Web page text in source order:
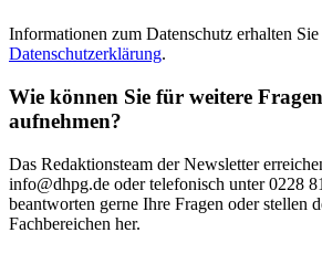
Informationen zum Datenschutz erhalten
Datenschutzerklärung.
Wie können Sie für weitere
aufnehmen?
Das Redaktionsteam der Newsletter
info@dhpg.de oder telefonisch unter 0228
beantworten gerne Ihre Fragen oder stellen
Fachbereichen her.